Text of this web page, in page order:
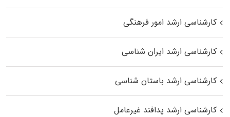
کارشناسی ارشد امور فرهنگی
کارشناسی ارشد ایران شناسی
کارشناسی ارشد باستان شناسی
کارشناسی ارشد پدافند غیرعامل